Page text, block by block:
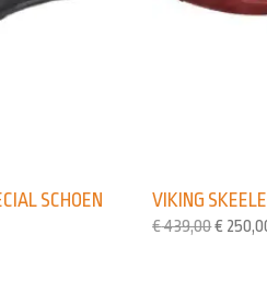
SCHOEN
VIKING
€439,00€